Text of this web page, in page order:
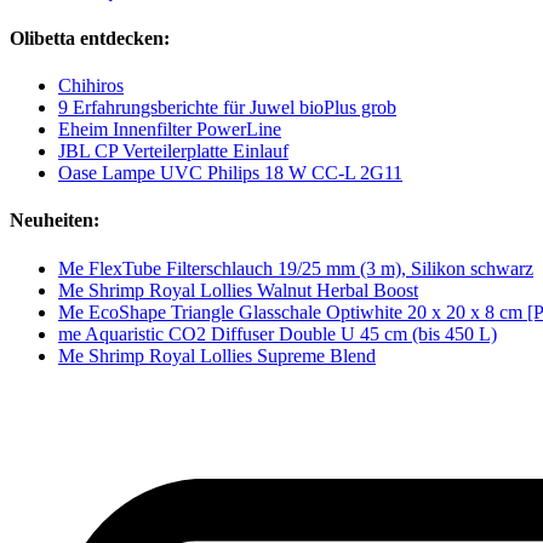
Olibetta entdecken:
Chihiros
9 Erfahrungsberichte für Juwel bioPlus grob
Eheim Innenfilter PowerLine
JBL CP Verteilerplatte Einlauf
Oase Lampe UVC Philips 18 W CC-L 2G11
Neuheiten:
Me FlexTube Filterschlauch 19/25 mm (3 m), Silikon schwarz
Me Shrimp Royal Lollies Walnut Herbal Boost
Me EcoShape Triangle Glasschale Optiwhite 20 x 20 x 8 cm
me Aquaristic CO2 Diffuser Double U 45 cm (bis 450 L)
Me Shrimp Royal Lollies Supreme Blend